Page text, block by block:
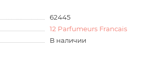
62445
12 Parfumeurs Francais
В наличии